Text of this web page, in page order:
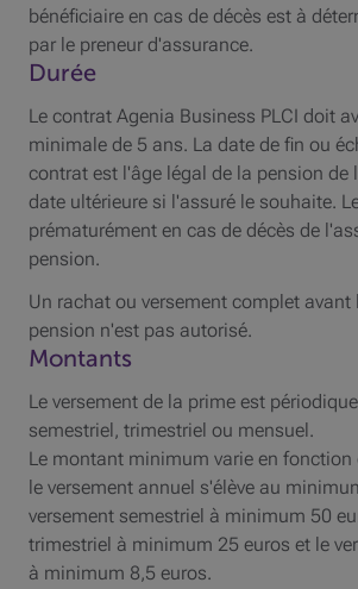
bénéficiaire en cas de décès est à
par le preneur d'assurance.
Durée
Le contrat Agenia Business PLCI doit
minimale de 5 ans. La date de fin ou
contrat est l'âge légal de la pension de
date ultérieure si l'assuré le souhaite.
prématurément en cas de décès de
pension.
Un rachat ou versement complet avant
pension n'est pas autorisé.
Montants
Le versement de la prime est
semestriel, trimestriel ou mensuel.
Le montant minimum varie en fonction
le versement annuel s'élève au
versement semestriel à minimum 50
trimestriel à minimum 25 euros et le
à minimum 8,5 euros.